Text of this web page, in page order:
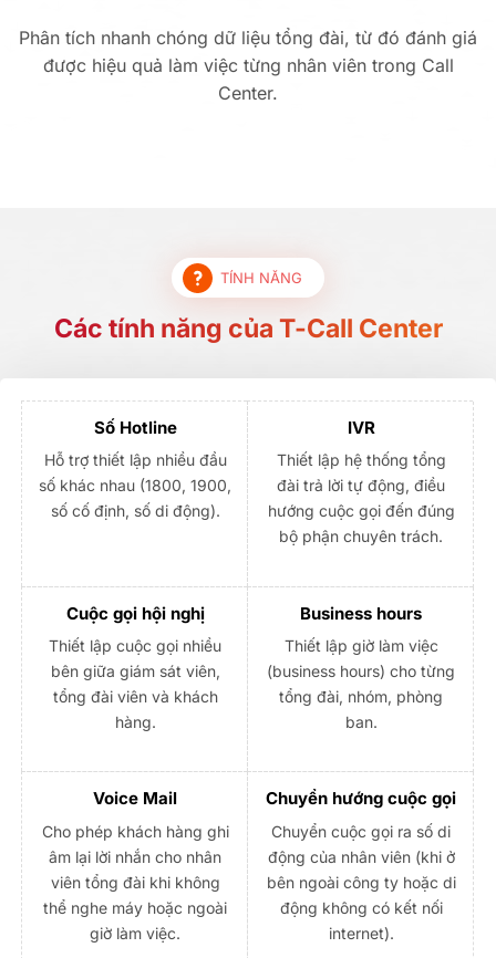
Phân tích nhanh chóng dữ liệu tổng đài, từ đó đánh giá
được hiệu quả làm việc từng nhân viên trong Call
Center.
TÍNH NĂNG
Các tính năng của T-Call Center
Số Hotline
Hỗ trợ thiết lập nhiều đầu
số khác nhau (1800, 1900,
số cố định, số di động).
IVR
Thiết lập hệ thống tổng
đài trả lời tự động, điều
hướng cuộc gọi đến đúng
bộ phận chuyên trách.
Cuộc gọi hội nghị
Thiết lập cuộc gọi nhiều
bên giữa giám sát viên,
tổng đài viên và khách
hàng.
Business hours
Thiết lập giờ làm việc
(business hours) cho từng
tổng đài, nhóm, phòng
ban.
Voice Mail
Cho phép khách hàng ghi
âm lại lời nhắn cho nhân
viên tổng đài khi không
thể nghe máy hoặc ngoài
giờ làm việc.
Chuyển hướng cuộc gọi
Chuyển cuộc gọi ra số di
động của nhân viên (khi ở
bên ngoài công ty hoặc di
động không có kết nối
internet).